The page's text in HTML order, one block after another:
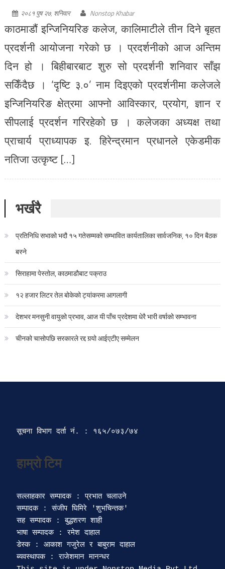
२०८१ पुष २७, शनिवार Nonstop Khabar
काठमाडौं इन्जिनियरिङ कलेज, कालिमाटीले तीन दिने बृहत
प्रदर्शनी आयोजना गरेको छ । प्रदर्शनीको आज अन्तिम
दिन हो । बिहीबारबाट शुरु सो प्रदर्शनी शनिवार साँझ
सकिँदैछ । ‘दृष्टि ३.०’ नाम दिइएको प्रदर्शनीमा कलेजले
इन्जिनियरिङ क्षेत्रमा आफ्नो आविस्कार, प्रयोग, ज्ञान र
सीपलाई प्रदर्शन गरिरहेको छ । कलेजका अध्यक्ष तथा
प्राचार्य प्राध्यापक इ. हिरेन्द्रमान प्रधानले एकेडमीक
नतिजा उत्कृष्ट […]
भर्खरै
प्रतिनिधि सभाको भदौ १५ गतेसम्मको सम्भावित कार्यतालिका सार्वजनिक, १० दिन बैठक
बस्ने
सिराहामा पेस्तोल, काठमाडौबाट पक्राउ
१२ हजार लिटर तेल बोकेको ट्यांकरमा आगलागी
देशभर मनसुनी वायुको प्रभाव, आज यी पाँच प्रदेशमा धेरै भारी वर्षाको सम्भावना
चीनको चासोपछि सरकारले रद्द गर्‍यो आईएटीए सम्मेलन
सूचना विभाग दर्ता‍ नं. : १६५/०७३/७४
हाम्रो टिम
सल्लाहकार सम्पादक : प्रभात चलाउने
सम्पादक : संजीप घिमिरे 'शुभचिन्तक'
सह सम्पादक : बुद्धशरण शाही
भाषा सम्पादक : रमेश दाहाल
डेस्क : आकाश गजुरेल र बाबुराम दाहाल
ब्यवस्थापक : राजेशमान मानन्धर